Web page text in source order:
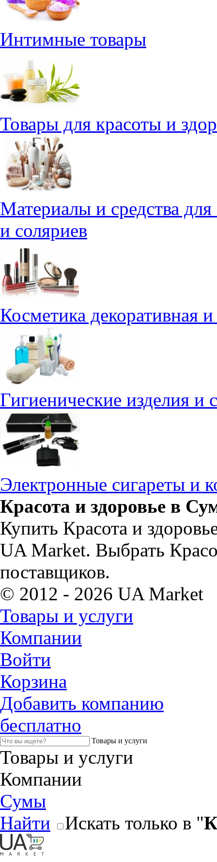
Интимные товары
Товары для красоты и
Материалы и средства
и соляриев
Косметика декоративная
Гигиенические изделия и
Электронные сигареты и
Красота и здоровье в
Купить Красота и
UA Market. Выбрать
поставщиков.
© 2012 - 2026 UA Market
Товары и услуги
Компании
Войти
Корзина
Добавить компанию
бесплатно
Товары и услуги
Товары и услуги
Компании
Сумы
Найти
Искать только в "